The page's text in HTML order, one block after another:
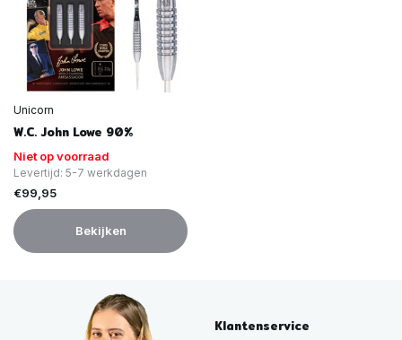
Unicorn
W.C. John Lowe 90%
Niet op voorraad
Levertijd: 5-7 werkdagen
€99,95
Bekijken
Klantenservice